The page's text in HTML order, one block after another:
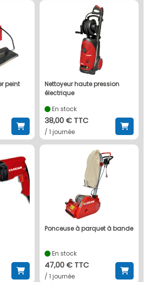
peint
nettoyeur haute pression
électrique
En stock
38,00 € TTC
/ 1 journée
ponceuse à parquet à bande
En stock
47,00 € TTC
/ 1 journée